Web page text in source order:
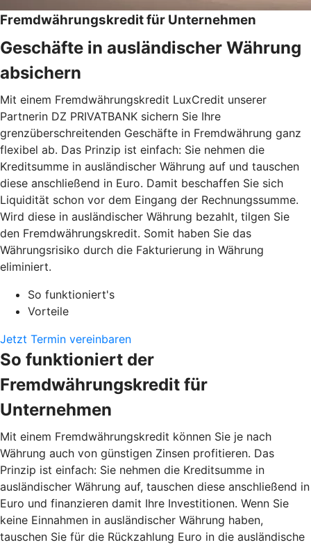
Fremdwährungskredit für Unternehmen
Geschäfte in ausländischer Währung
absichern
Mit einem Fremdwährungskredit LuxCredit unserer
Partnerin DZ PRIVATBANK sichern Sie Ihre
grenzüberschreitenden Geschäfte in Fremdwährung ganz
flexibel ab. Das Prinzip ist einfach: Sie nehmen die
Kreditsumme in ausländischer Währung auf und tauschen
diese anschließend in Euro. Damit beschaffen Sie sich
Liquidität schon vor dem Eingang der Rechnungssumme.
Wird diese in ausländischer Währung bezahlt, tilgen Sie
den Fremdwährungskredit. Somit haben Sie das
Währungsrisiko durch die Fakturierung in Währung
eliminiert.
So funktioniert's
Vorteile
Jetzt Termin vereinbaren
So funktioniert der
Fremdwährungskredit für
Unternehmen
Mit einem Fremdwährungskredit können Sie je nach
Währung auch von günstigen Zinsen profitieren. Das
Prinzip ist einfach: Sie nehmen die Kreditsumme in
ausländischer Währung auf, tauschen diese anschließend in
Euro und finanzieren damit Ihre Investitionen. Wenn Sie
keine Einnahmen in ausländischer Währung haben,
tauschen Sie für die Rückzahlung Euro in die ausländische